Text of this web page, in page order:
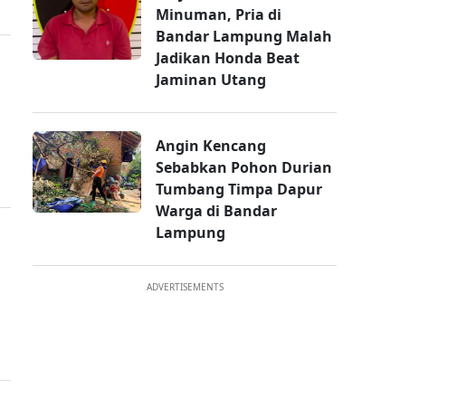
Minuman, Pria di
Bandar Lampung Malah
Jadikan Honda Beat
Jaminan Utang
Angin Kencang
Sebabkan Pohon Durian
Tumbang Timpa Dapur
Warga di Bandar
Lampung
ADVERTISEMENTS